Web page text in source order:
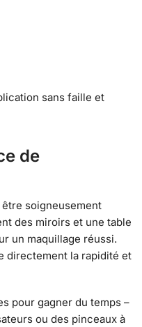
sans faille et
de
soigneusement
des miroirs et une table
un maquillage réussi.
directement la rapidité et
pour gagner du temps –
ou des pinceaux à